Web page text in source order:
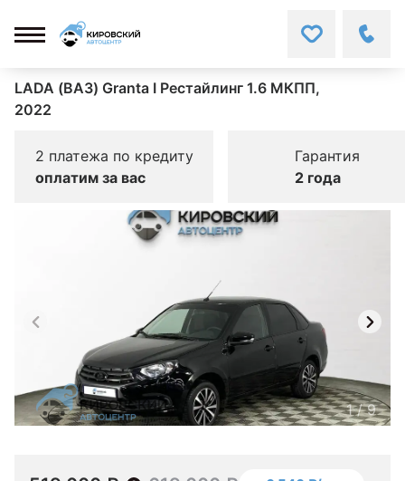
LADA (ВАЗ) Granta I Рестайлинг 1.6 МКПП,
2022
2 платежа по кредиту
оплатим за вас
Гарантия
2 года
1/9